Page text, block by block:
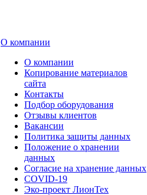
О компании
О компании
Копирование материалов
сайта
Контакты
Подбор оборудования
Отзывы клиентов
Вакансии
Политика защиты данных
Положение о хранении
данных
Согласие на хранение данных
COVID-19
Эко-проект ЛионТех